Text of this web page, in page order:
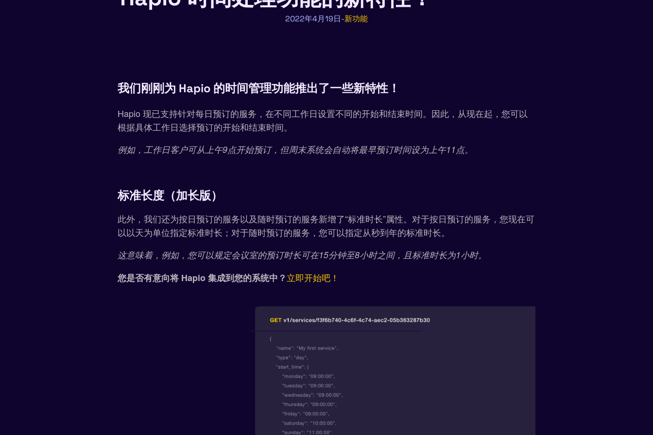
2022年4月19日 新功能
我们刚刚为 Hapio 的时间管理功能推出了一些新特性！
Hapio 现已支持针对每日预订的服务，在不同工作日设置不同的开始和结束时间。因此，从现在起，您可以
根据具体工作日选择预订的开始和结束时间。
例如，工作日客户可从上午9点开始预订，但周末系统会自动将最早预订时间设为上午11点。
标准长度（加长版）
此外，我们还为按日预订的服务以及随时预订的服务新增了“标准时长”属性。对于按日预订的服务，您现在可
以以天为单位指定标准时长；对于随时预订的服务，您可以指定从秒到年的标准时长。
这意味着，例如，您可以规定会议室的预订时长可在15分钟至8小时之间，且标准时长为1小时。
您是否有意向将 Hapio 集成到您的系统中？ 立即开始吧！